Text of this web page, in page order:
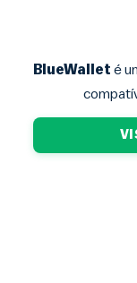
BlueWallet é